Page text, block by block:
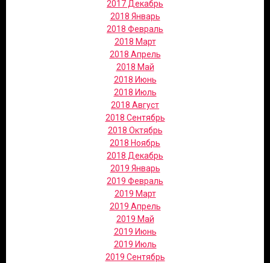
2017 Декабрь
2018 Январь
2018 Февраль
2018 Март
2018 Апрель
2018 Май
2018 Июнь
2018 Июль
2018 Август
2018 Сентябрь
2018 Октябрь
2018 Ноябрь
2018 Декабрь
2019 Январь
2019 Февраль
2019 Март
2019 Апрель
2019 Май
2019 Июнь
2019 Июль
2019 Сентябрь